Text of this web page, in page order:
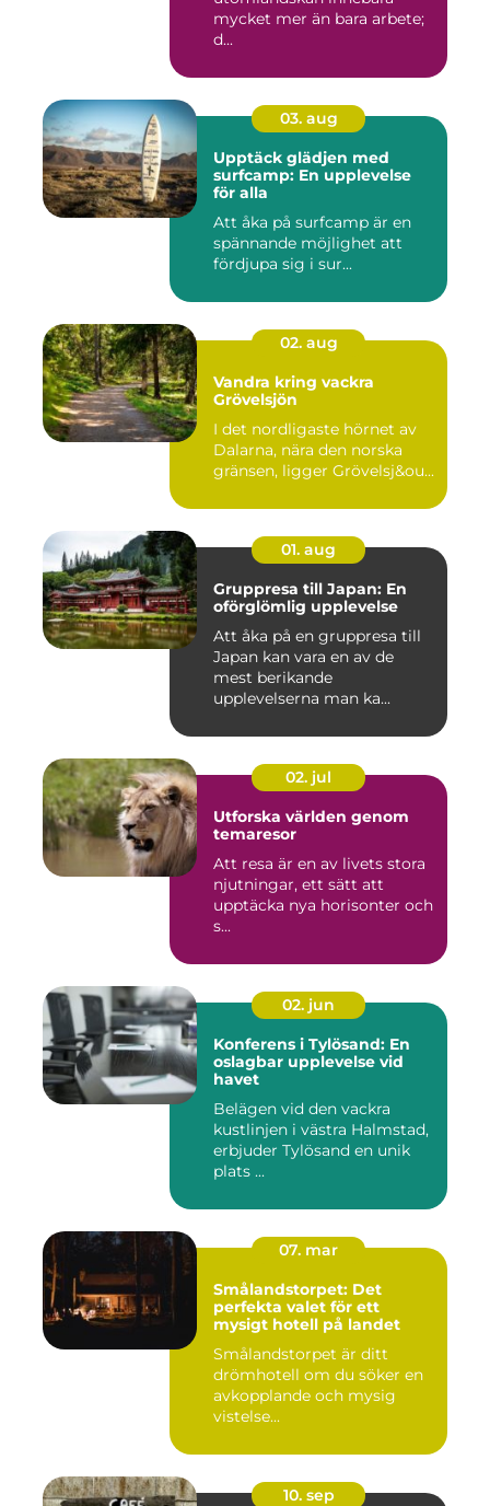
mycket mer än bara arbete;
d...
03. aug
Upptäck glädjen med
surfcamp: En upplevelse
för alla
Att åka på surfcamp är en
spännande möjlighet att
fördjupa sig i sur...
02. aug
Vandra kring vackra
Grövelsjön
I det nordligaste hörnet av
Dalarna, nära den norska
gränsen, ligger Grövelsj&ou...
01. aug
Gruppresa till Japan: En
oförglömlig upplevelse
Att åka på en gruppresa till
Japan kan vara en av de
mest berikande
upplevelserna man ka...
02. jul
Utforska världen genom
temaresor
Att resa är en av livets stora
njutningar, ett sätt att
upptäcka nya horisonter och
s...
02. jun
Konferens i Tylösand: En
oslagbar upplevelse vid
havet
Belägen vid den vackra
kustlinjen i västra Halmstad,
erbjuder Tylösand en unik
plats ...
07. mar
Smålandstorpet: Det
perfekta valet för ett
mysigt hotell på landet
Smålandstorpet är ditt
drömhotell om du söker en
avkopplande och mysig
vistelse...
10. sep